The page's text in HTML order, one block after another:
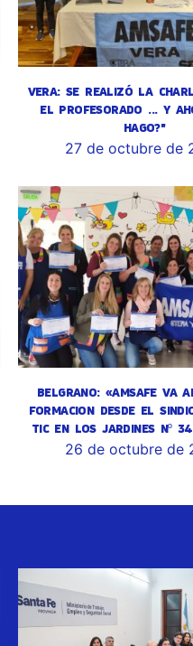
VERA: SE REALIZÓ LA
EL PROFESORADO ... Y
HAGO?"
27 de octubre de
BELGRANO: «AMSAFE VA
FORMACION DESDE EL
TIC EN LOS JARDINES Nº
26 de octubre de